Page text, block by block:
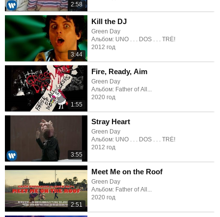
2:58
3:44
Kill the DJ
Green Day
Альбом: UNO . . . DOS . . . TRÉ!
2012 год
1:55
Fire, Ready, Aim
Green Day
Альбом: Father of All...
2020 год
3:55
Stray Heart
Green Day
Альбом: UNO . . . DOS . . . TRÉ!
2012 год
2:51
Meet Me on the Roof
Green Day
Альбом: Father of All...
2020 год